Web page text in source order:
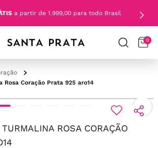
a partir de 1.999,00 para todo Brasil
0
Rosa Coração Prata 925 aro14
ROSA CORAÇÃO